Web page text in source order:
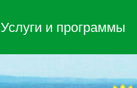
Услуги и программы